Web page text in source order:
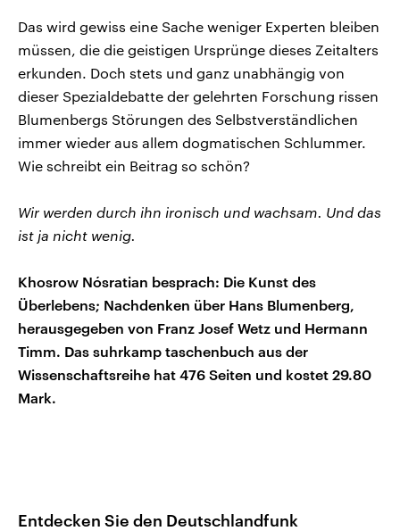
Das wird gewiss eine Sache weniger Experten bleiben
müssen, die die geistigen Ursprünge dieses Zeitalters
erkunden. Doch stets und ganz unabhängig von
dieser Spezialdebatte der gelehrten Forschung rissen
Blumenbergs Störungen des Selbstverständlichen
immer wieder aus allem dogmatischen Schlummer.
Wie schreibt ein Beitrag so schön?
Wir werden durch ihn ironisch und wachsam. Und das
ist ja nicht wenig.
Khosrow Nósratian besprach: Die Kunst des
Überlebens; Nachdenken über Hans Blumenberg,
herausgegeben von Franz Josef Wetz und Hermann
Timm. Das suhrkamp taschenbuch aus der
Wissenschaftsreihe hat 476 Seiten und kostet 29.80
Mark.
Entdecken Sie den Deutschlandfunk